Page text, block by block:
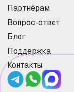
Партнёрам
Вопрос-ответ
Блог
Поддержка
Контакты